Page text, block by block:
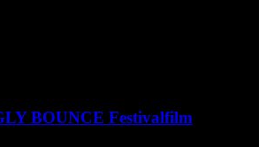
BOUNCE Festivalfilm